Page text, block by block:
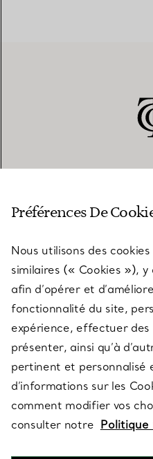
SERVICES
À PROPOS
QUESTIONS LÉGALES
SUIVEZ-NOUS
Préférences De
Nous utilisons des
similaires (« Cookies »),
afin d’opérer et
fonctionnalité du site,
expérience, effectuer des
présenter, ainsi qu’à
pertinent et personnalisé
d’informations sur les
comment modifier vos
consulter notre Politique